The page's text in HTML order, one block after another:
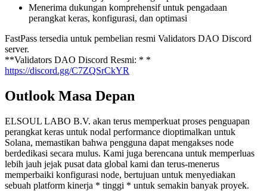
Menerima dukungan komprehensif untuk pengadaan
perangkat keras, konfigurasi, dan optimasi
FastPass tersedia untuk pembelian resmi Validators DAO Discord
server.
**Validators DAO Discord Resmi: * *
https://discord.gg/C7ZQSrCkYR
Outlook Masa Depan
ELSOUL LABO B.V. akan terus memperkuat proses penguapan
perangkat keras untuk nodal performance dioptimalkan untuk
Solana, memastikan bahwa pengguna dapat mengakses node
berdedikasi secara mulus. Kami juga berencana untuk memperluas
lebih jauh jejak pusat data global kami dan terus-menerus
memperbaiki konfigurasi node, bertujuan untuk menyediakan
sebuah platform kinerja * tinggi * untuk semakin banyak proyek.